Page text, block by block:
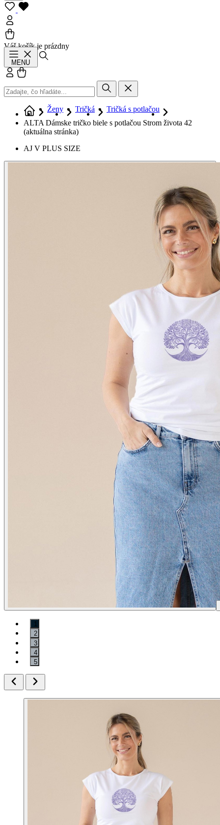
Váš košík je prázdny
MENU
Prihlásiť sa
Ženy Tričká
Tričká s potlačou
ALTA Dámske tričko biele s potlačou Strom života 42
(aktuálna stránka)
AJ V PLUS SIZE
1
2
3
4
5